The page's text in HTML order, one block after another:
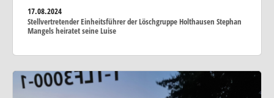
17.08.2024
Stellvertretender Einheitsführer der Löschgruppe Holthausen Stephan
Mangels heiratet seine Luise